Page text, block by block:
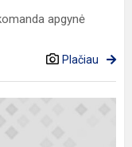
apgynė
Plačiau